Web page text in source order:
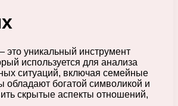
это уникальный инструмент
используется для анализа
ситуаций, включая семейные
обладают богатой символикой и
скрытые аспекты отношений,